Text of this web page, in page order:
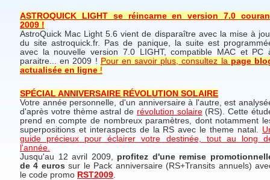
ASTROQUICK LIGHT se réincarne en version 7.0
2009 !
AstroQuick Mac Light 5.6 vient de disparaître avec la mise à
du site astroquick.fr. Pas de panique, la suite est
avec la nouvelle version 7.0 LIGHT, compatible MAC et PC
paraitre... en 2009 ! Pour en savoir plus, consultez la page
actualisée en ligne !
SPÉCIAL ANNIVERSAIRE RÉVOLUTION SOLAIRE
Votre année personnelle, d'un anniversaire à l'autre, est
d'après votre thème astral de révolution solaire(RS). Cette
prend en compte de nombreux paramètres, dont notamment
superpositions et interaspects de la RS avec le theme natal.
guide précieux pour éclairer votre destinée, tout au long
l'année.
Jusqu'au 12 avril 2009, profitez d'une remise
de 4 euros sur le Pack anniversaire (RS+Transits annuels)
le code promo RST2009.